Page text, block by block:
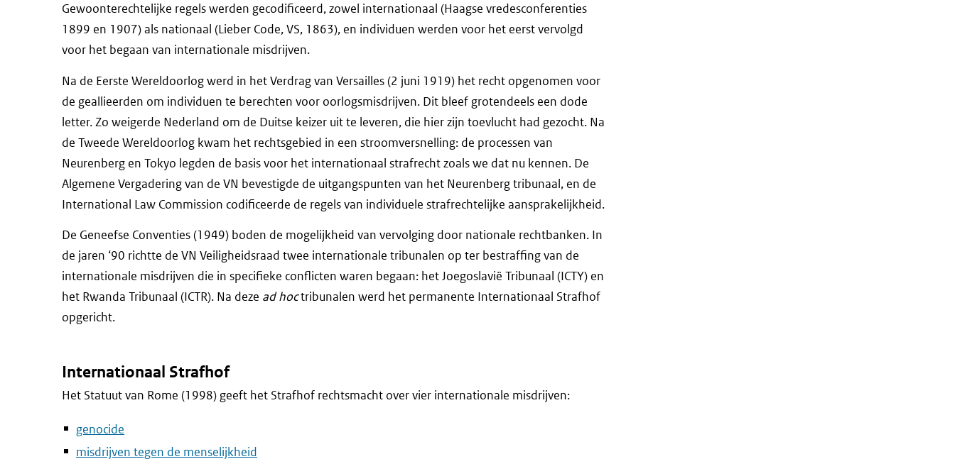
Gewoonterechtelijke regels werden gecodificeerd, zowel internationaal (Haagse vredesconferenties
1899 en 1907) als nationaal (Lieber Code, VS, 1863), en individuen werden voor het eerst vervolgd
voor het begaan van internationale misdrijven.
Na de Eerste Wereldoorlog werd in het Verdrag van Versailles (2 juni 1919) het recht opgenomen voor
de geallieerden om individuen te berechten voor oorlogsmisdrijven. Dit bleef grotendeels een dode
letter. Zo weigerde Nederland om de Duitse keizer uit te leveren, die hier zijn toevlucht had gezocht. Na
de Tweede Wereldoorlog kwam het rechtsgebied in een stroomversnelling: de processen van
Neurenberg en Tokyo legden de basis voor het internationaal strafrecht zoals we dat nu kennen. De
Algemene Vergadering van de VN bevestigde de uitgangspunten van het Neurenberg tribunaal, en de
International Law Commission codificeerde de regels van individuele strafrechtelijke aansprakelijkheid.
De Geneefse Conventies (1949) boden de mogelijkheid van vervolging door nationale rechtbanken. In
de jaren ‘90 richtte de VN Veiligheidsraad twee internationale tribunalen op ter bestraffing van de
internationale misdrijven die in specifieke conflicten waren begaan: het Joegoslavië Tribunaal (ICTY) en
het Rwanda Tribunaal (ICTR). Na deze ad hoctribunalen werd het permanente Internationaal Strafhof
opgericht.
Internationaal Strafhof
Het Statuut van Rome (1998) geeft het Strafhof rechtsmacht over vier internationale misdrijven:
genocide
misdrijven tegen de menselijkheid